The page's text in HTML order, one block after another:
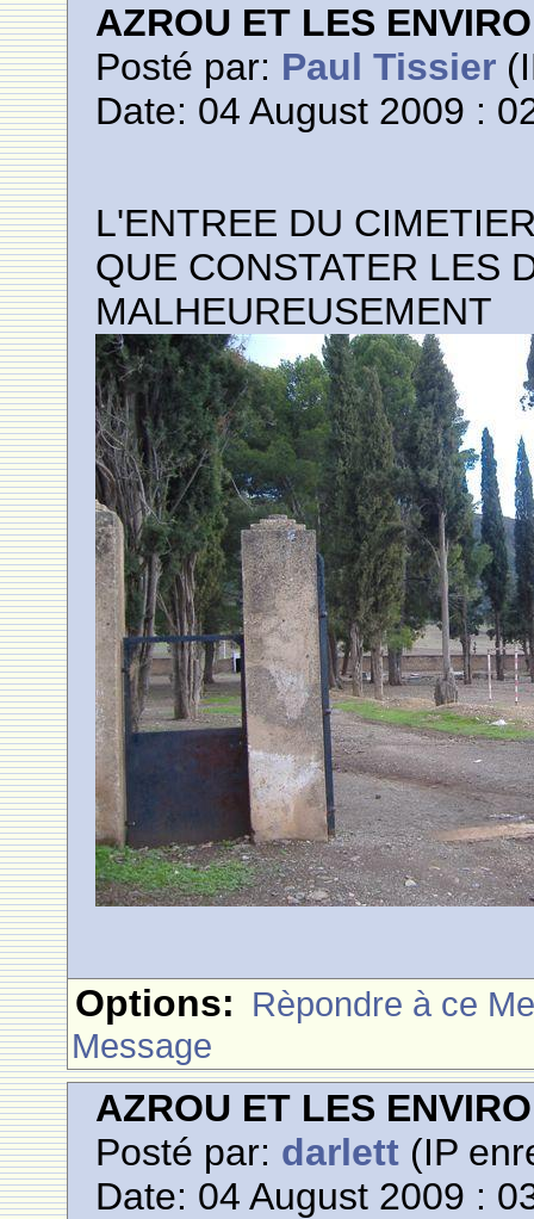
AZROU ET LES
Posté par: Paul Tissier
Date: 04 August 2009 :
L'ENTREE DU
QUE CONSTATER LES
MALHEUREUSEMENT
Options: Rèpondre à ce
Message
AZROU ET LES
Posté par: darlett (IP
Date: 04 August 2009 :